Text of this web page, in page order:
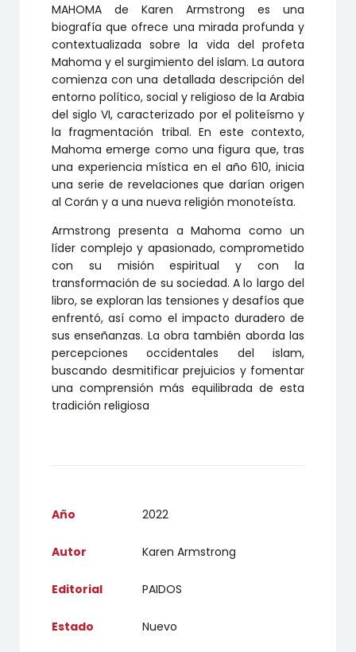
MAHOMA de Karen Armstrong es una
biografía que ofrece una mirada profunda y
contextualizada sobre la vida del profeta
Mahoma y el surgimiento del islam. La autora
comienza con una detallada descripción del
entorno político, social y religioso de la Arabia
del siglo VI, caracterizado por el politeísmo y
la fragmentación tribal. En este contexto,
Mahoma emerge como una figura que, tras
una experiencia mística en el año 610, inicia
una serie de revelaciones que darían origen
al Corán y a una nueva religión monoteísta.
Armstrong presenta a Mahoma como un
líder complejo y apasionado, comprometido
con su misión espiritual y con la
transformación de su sociedad. A lo largo del
libro, se exploran las tensiones y desafíos que
enfrentó, así como el impacto duradero de
sus enseñanzas. La obra también aborda las
percepciones occidentales del islam,
buscando desmitificar prejuicios y fomentar
una comprensión más equilibrada de esta
tradición religiosa
Año 2022
Autor Karen Armstrong
Editorial PAIDOS
Estado Nuevo